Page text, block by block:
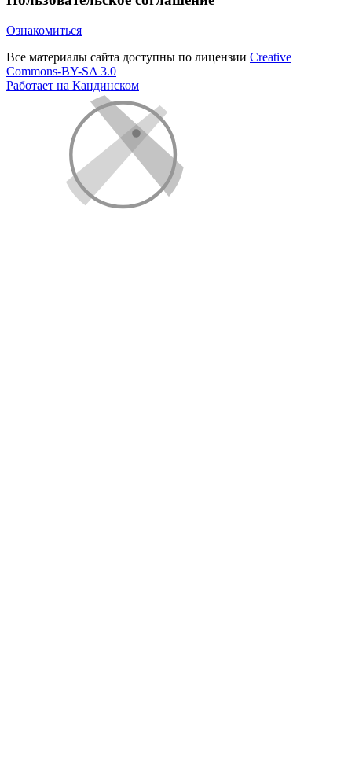
Ознакомиться
Все материалы сайта доступны по лицензии Creative
Commons-BY-SA 3.0
Работает на Кандинском